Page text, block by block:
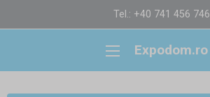
Tel.: +40 741 456 746
Expodom.ro